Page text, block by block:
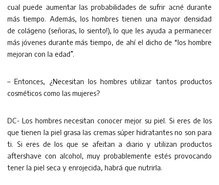
cual puede aumentar las probabilidades de sufrir acné durante
más tiempo. Además, los hombres tienen una mayor densidad
de colágeno (señoras, lo siento!), lo que les ayuda a permanecer
más jóvenes durante más tiempo, de ahí el dicho de “los hombre
mejoran con la edad”.
– Entonces, ¿Necesitan los hombres utilizar tantos productos
cosméticos como las mujeres?
DC- Los hombres necesitan conocer mejor su piel. Si eres de los
que tienen la piel grasa las cremas súper hidratantes no son para
ti. Si eres de los que se afeitan a diario y utilizan productos
aftershave con alcohol, muy probablemente estés provocando
tener la piel seca y enrojecida, habrá que nutrirla.